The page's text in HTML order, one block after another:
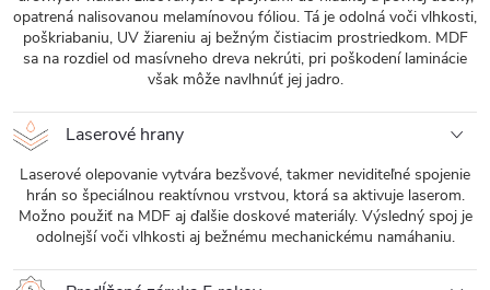
opatrená nalisovanou melamínovou fóliou. Tá je odolná voči vlhkosti,
poškriabaniu, UV žiareniu aj bežným čistiacim prostriedkom. MDF
sa na rozdiel od masívneho dreva nekrúti, pri poškodení laminácie
však môže navlhnúť jej jadro.
Laserové hrany
Laserové olepovanie vytvára bezšvové, takmer neviditeľné spojenie
hrán so špeciálnou reaktívnou vrstvou, ktorá sa aktivuje laserom.
Možno použiť na MDF aj ďalšie doskové materiály. Výsledný spoj je
odolnejší voči vlhkosti aj bežnému mechanickému namáhaniu.